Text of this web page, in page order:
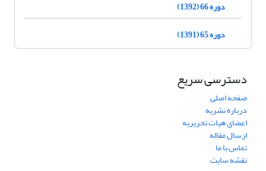
دوره 66 (1392)
دوره 65 (1391)
دسترسی سریع
صفحه اصلی
درباره نشریه
اعضای هیات تحریریه
ارسال مقاله
تماس با ما
نقشه سایت